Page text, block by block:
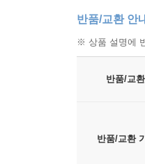
반품/교환 안
※ 상품 설명에
반품/교
반품/교환